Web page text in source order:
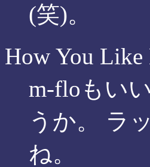
(笑)。
How You
m-floもい
うか。 ラ
ね。